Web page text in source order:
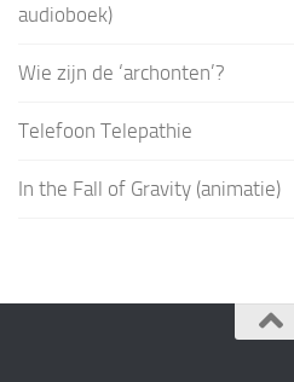
audioboek)
Wie zijn de ‘archonten’?
Telefoon Telepathie
In the Fall of Gravity (animatie)